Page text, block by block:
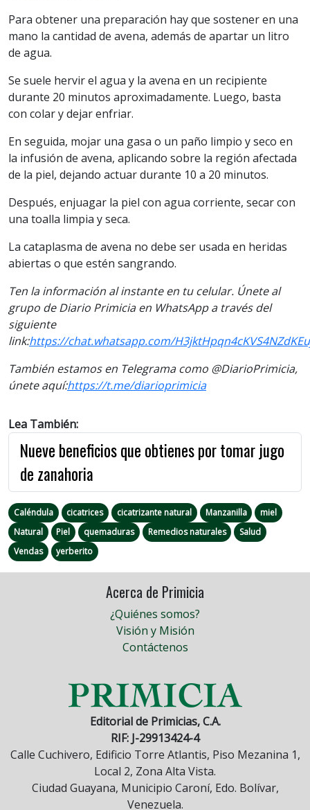
Para obtener una preparación hay que sostener en una
mano la cantidad de avena, además de apartar un litro
de agua.
Se suele hervir el agua y la avena en un recipiente
durante 20 minutos aproximadamente. Luego, basta
con colar y dejar enfriar.
En seguida, mojar una gasa o un paño limpio y seco en
la infusión de avena, aplicando sobre la región afectada
de la piel, dejando actuar durante 10 a 20 minutos.
Después, enjuagar la piel con agua corriente, secar con
una toalla limpia y seca.
La cataplasma de avena no debe ser usada en heridas
abiertas o que estén sangrando.
Ten la información al instante en tu celular. Únete al
grupo de Diario Primicia en WhatsApp a través del
siguiente
link:https://chat.whatsapp.com/
También estamos en Telegrama como @DiarioPrimicia,
únete aquí:https://t.me/diarioprimicia
Lea También:
Nueve beneficios que obtienes por tomar jugo
de zanahoria
Caléndula cicatrices cicatrizante natural Manzanilla
miel
Natural
Piel quemaduras Remedios naturales
Salud
Vendas
yerberito
Acerca de Primicia
¿Quiénes somos?
Visión y Misión
Contáctenos
Editorial de Primicias, C.A.
RIF: J-29913424-4
Calle Cuchivero, Edificio Torre Atlantis, Piso Mezanina 1,
Local 2, Zona Alta Vista.
Ciudad Guayana, Municipio Caroní, Edo. Bolívar,
Venezuela.